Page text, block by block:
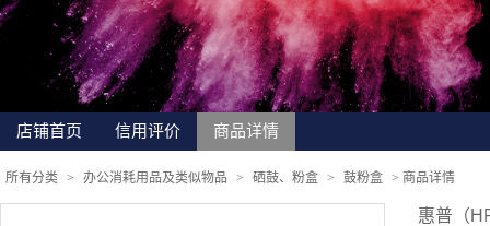
店铺首页 信用评价 商品详情
所有分类 > 办公消耗用品及类似物品 > 硒鼓、粉盒 > 鼓粉盒 > 商品详情
惠普（